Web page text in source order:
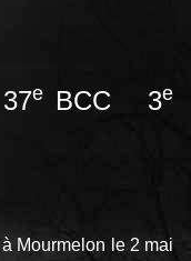
e BCC 3e
Mourmelon le 2 mai